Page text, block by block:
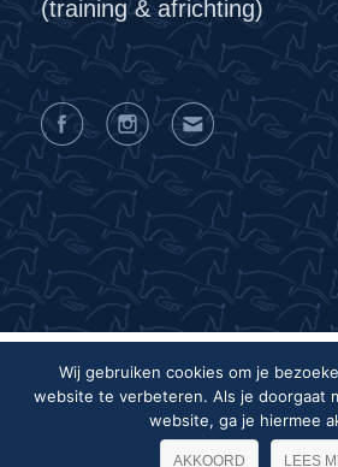
(training & africhting)
Privacyverklaring
Algemene
Wij gebruiken cookies om je
website te verbeteren. Als je doorgaat
website, ga je hiermee
AKKOORD LEES